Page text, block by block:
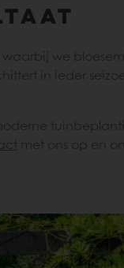
waarbij we
in ieder
met ons op en